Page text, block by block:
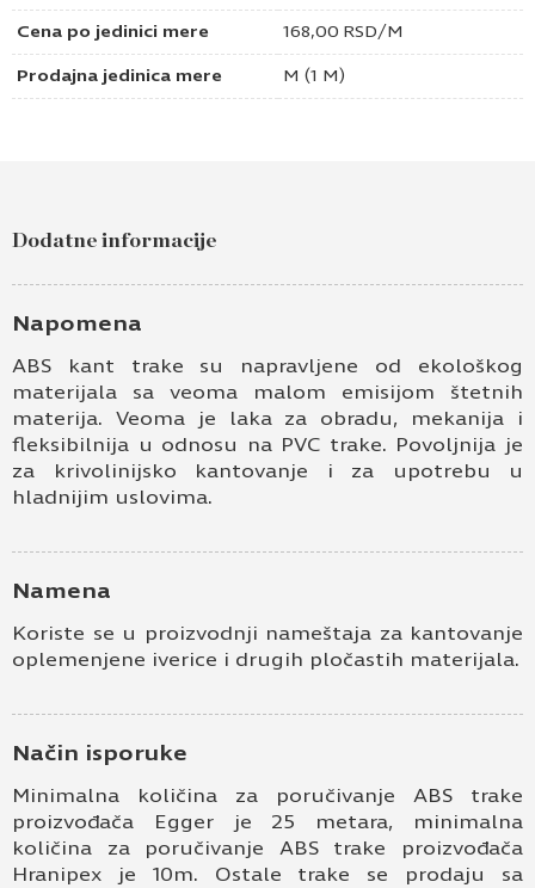
Cena po jedinici mere 168,00 RSD/M
Prodajna jedinica mere M (1 M)
Dodatne informacije
Napomena
ABS kant trake su napravljene od ekološkog
materijala sa veoma malom emisijom štetnih
materija. Veoma je laka za obradu, mekanija i
fleksibilnija u odnosu na PVC trake. Povoljnija je
za krivolinijsko kantovanje i za upotrebu u
hladnijim uslovima.
Namena
Koriste se u proizvodnji nameštaja za kantovanje
oplemenjene iverice i drugih pločastih materijala.
Način isporuke
Minimalna količina za poručivanje ABS trake
proizvođača Egger je 25 metara, minimalna
količina za poručivanje ABS trake proizvođača
Hranipex je 10m. Ostale trake se prodaju sa